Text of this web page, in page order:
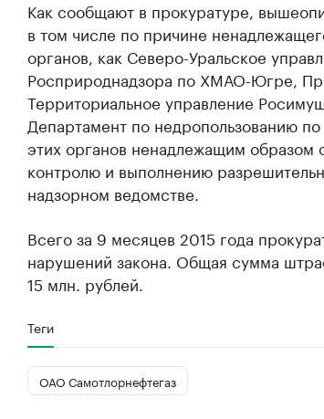
Как сообщают в прокуратуре,
в том числе по причине
органов, как Северо-Уральское
Росприроднадзора по ХМАО-Югре,
Территориальное управление
Департамент по недропользованию
этих органов ненадлежащим образом
контролю и выполнению
надзорном ведомстве.
Всего за 9 месяцев 2015 года
нарушений закона. Общая сумма
15 млн. рублей.
Теги
ОАО Самотлорнефтегаз